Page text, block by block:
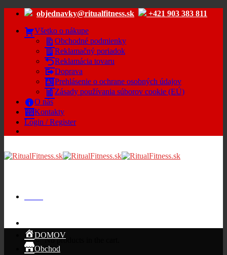
Skip
content
objednavky@ritualfitness.sk
+421 903 383 811
Všetko o nákupe
Obchodné podmienky
Reklamačný poriadok
Reklamácia tovaru
Doprava
Prehlásenie o ochrane osobných údajov
Zásady používania súborov cookie (EÚ)
O nás
Kontakty
Login / Register
No products in the cart.
DOMOV
Obchod